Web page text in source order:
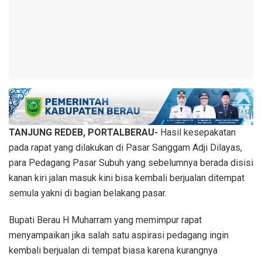
TANJUNG REDEB, PORTALBERAU- Hasil kesepakatan
pada rapat yang dilakukan di Pasar Sanggam Adji Dilayas,
para Pedagang Pasar Subuh yang sebelumnya berada disisi
kanan kiri jalan masuk kini bisa kembali berjualan ditempat
semula yakni di bagian belakang pasar.
Bupati Berau H Muharram yang memimpur rapat
menyampaikan jika salah satu aspirasi pedagang ingin
kembali berjualan di tempat biasa karena kurangnya